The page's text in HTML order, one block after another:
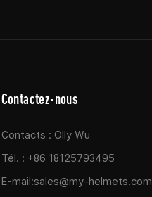
Contactez-nous
Contacts : Olly Wu
Tél. : +86 18125793495
E-mail:sales@my-helmets.com